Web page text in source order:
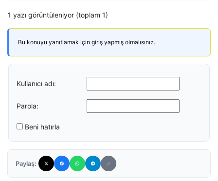
1 yazı görüntüleniyor (toplam 1)
Bu konuyu yanıtlamak için giriş yapmış olmalısınız.
Kullanıcı adı:
Parola:
Beni hatırla
Paylaş: